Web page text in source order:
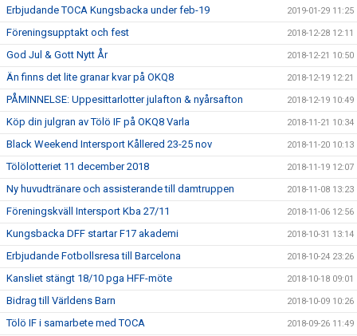
Erbjudande TOCA Kungsbacka under feb-19 2019-01-29 11:25
Föreningsupptakt och fest 2018-12-28 12:11
God Jul & Gott Nytt År 2018-12-21 10:50
Än finns det lite granar kvar på OKQ8 2018-12-19 12:21
PÅMINNELSE: Uppesittarlotter julafton & nyårsafton 2018-12-19 10:49
Köp din julgran av Tölö IF på OKQ8 Varla 2018-11-21 10:34
Black Weekend Intersport Kållered 23-25 nov 2018-11-20 10:13
Tölölotteriet 11 december 2018 2018-11-19 12:07
Ny huvudtränare och assisterande till damtruppen 2018-11-08 13:23
Föreningskväll Intersport Kba 27/11 2018-11-06 12:56
Kungsbacka DFF startar F17 akademi 2018-10-31 13:14
Erbjudande Fotbollsresa till Barcelona 2018-10-24 23:26
Kansliet stängt 18/10 pga HFF-möte 2018-10-18 09:01
Bidrag till Världens Barn 2018-10-09 10:26
Tölö IF i samarbete med TOCA 2018-09-26 11:49